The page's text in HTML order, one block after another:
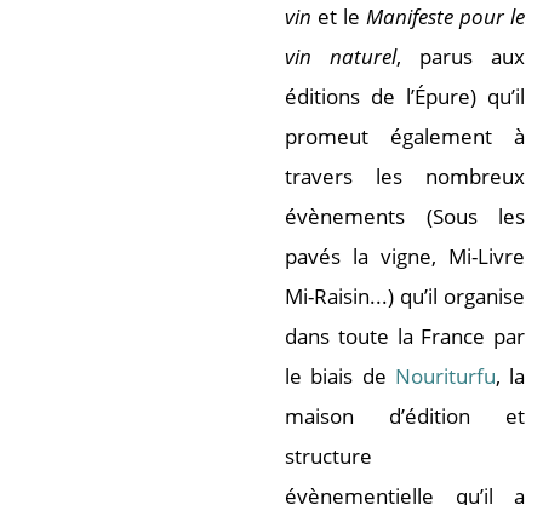
vin et le Manifeste pour le
vin naturel, parus aux
éditions de l’Épure) qu’il
promeut également à
travers les nombreux
évènements (Sous les
pavés la vigne, Mi-Livre
Mi-Raisin...) qu’il organise
dans toute la France par
le biais de Nouriturfu, la
maison d’édition et
structure
évènementielle qu’il a